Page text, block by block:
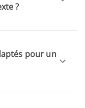
?
pour un